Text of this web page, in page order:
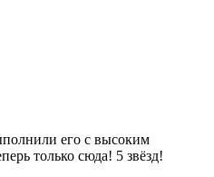
его с высоким
только сюда! 5 звёзд!